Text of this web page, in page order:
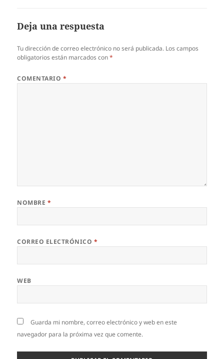
Deja una respuesta
Tu dirección de correo electrónico no será publicada. Los campos
obligatorios están marcados con*
COMENTARIO *
NOMBRE *
CORREO ELECTRÓNICO *
WEB
Guarda mi nombre, correo electrónico y web en este
navegador para la próxima vez que comente.